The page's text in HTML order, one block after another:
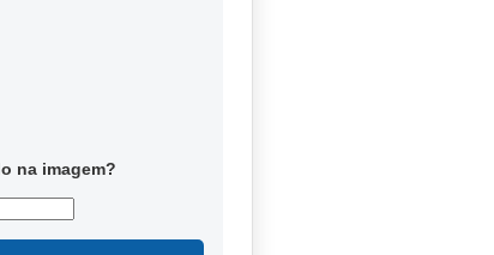
na imagem?